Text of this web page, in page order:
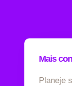
Mais
Planeje